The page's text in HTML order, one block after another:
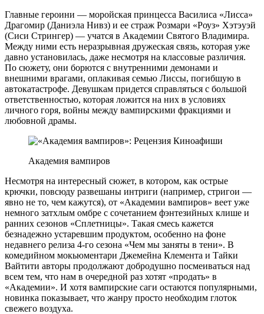
Главные героини — моройская принцесса Василиса «Лисса»
Драгомир (Даниэла Нивз) и ее страж Розмари «Роуз» Хэтэуэй
(Сиси Стрингер) — учатся в Академии Святого Владимира.
Между ними есть неразрывная дружеская связь, которая уже
давно установилась, даже несмотря на классовые различия.
По сюжету, они борются с внутренними демонами и
внешними врагами, оплакивая семью Лиссы, погибшую в
автокатастрофе. Девушкам придется справляться с большой
ответственностью, которая ложится на них в условиях
личного горя, войны между вампирскими фракциями и
любовной драмы.
Академия вампиров
Несмотря на интересный сюжет, в котором, как острые
крючки, повсюду развешаны интриги (например, стригои —
явно не то, чем кажутся), от «Академии вампиров» веет уже
немного затхлым омбре с сочетанием фэнтезийных клише и
ранних сезонов «Сплетницы». Такая смесь кажется
безнадежно устаревшим продуктом, особенно на фоне
недавнего релиза 4-го сезона «Чем мы заняты в тени». В
комедийном мокьюментари Джемейна Клемента и Тайки
Вайтити авторы продолжают добродушно посмеиваться над
всем тем, что нам в очередной раз хотят «продать» в
«Академии». И хотя вампирские саги остаются популярными,
новинка показывает, что жанру просто необходим глоток
свежего воздуха.